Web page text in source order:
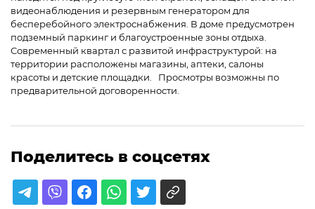
видеонаблюдения и резервным генератором для
бесперебойного электроснабжения. В доме предусмотрен
подземный паркинг и благоустроенные зоны отдыха.
Современный квартал с развитой инфраструктурой: на
территории расположены магазины, аптеки, салоны
красоты и детские площадки. Просмотры возможны по
предварительной договоренности.
Поделитесь в соцсетях